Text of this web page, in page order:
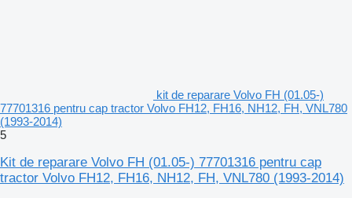
kit de reparare Volvo FH (01.05-)
77701316 pentru cap tractor Volvo FH12, FH16, NH12, FH, VNL780
(1993-2014)
5
Kit de reparare Volvo FH (01.05-) 77701316 pentru cap
tractor Volvo FH12, FH16, NH12, FH, VNL780 (1993-2014)